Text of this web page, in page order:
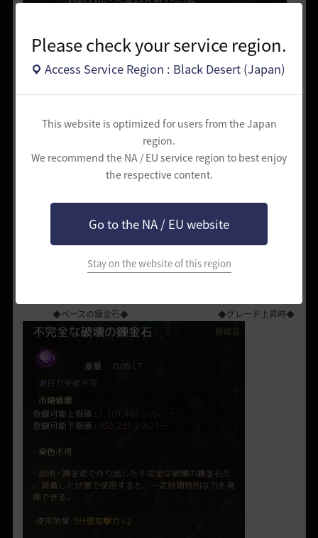
Please check your service region.
Access Service Region : Black Desert (Japan)
This website is optimized for users from the Japan
region.
We recommend the NA / EU service region to best enjoy
the respective content.
Go to the NA / EU website
Stay on the website of this region
※オリーブオイル等の料理用オイルやヒマワリの種油等の貿易品は使用
錬金石の成長について
錬金石にはグレードと等級の2種類の成長要素があり、
グレードが上がると錬金石のバフ効果が上昇し、
◆ベースの錬金石◆ ◆グレード上昇時◆